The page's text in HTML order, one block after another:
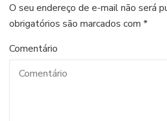
O seu endereço de e-mail não será
obrigatórios são marcados com *
Comentário